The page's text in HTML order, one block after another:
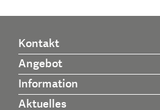
Kontakt
Angebot
Information
Aktuelles